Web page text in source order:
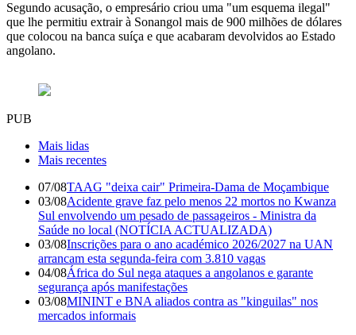
Segundo acusação, o empresário criou uma "um esquema ilegal"
que lhe permitiu extrair à Sonangol mais de 900 milhões de dólares
que colocou na banca suíça e que acabaram devolvidos ao Estado
angolano.
PUB
Mais lidas
Mais recentes
07/08TAAG "deixa cair" Primeira-Dama de Moçambique
03/08Acidente grave faz pelo menos 22 mortos no Kwanza
Sul envolvendo um pesado de passageiros - Ministra da
Saúde no local (NOTÍCIA ACTUALIZADA)
03/08Inscrições para o ano académico 2026/2027 na UAN
arrancam esta segunda-feira com 3.810 vagas
04/08África do Sul nega ataques a angolanos e garante
segurança após manifestações
03/08MININT e BNA aliados contra as "kinguilas" nos
mercados informais